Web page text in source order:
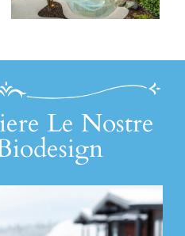
Le Nostre